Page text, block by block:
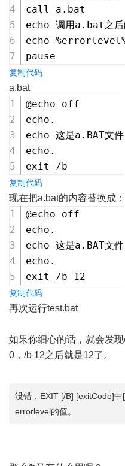
call a.bat
echo 调用a.bat之后
echo
pause
复制代码
a.bat
@echo off
echo.
echo 这是a.BAT文件
echo.
exit /b
复制代码
现在把a.bat的内容替换成：
@echo off
echo.
echo 这是a.BAT文件
echo.
exit /b 12
复制代码
再次运行test.bat
如果你细心的话，就会发
0，/b 12之后就是12了。
没错，EXIT [/B] [exitCode]
errorlevel的值。